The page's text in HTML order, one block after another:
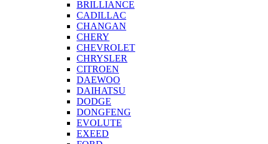
BRILLIANCE
CADILLAC
CHANGAN
CHERY
CHEVROLET
CHRYSLER
CITROEN
DAEWOO
DAIHATSU
DODGE
DONGFENG
EVOLUTE
EXEED